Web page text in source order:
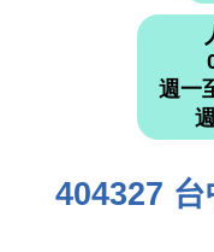
週一
404327